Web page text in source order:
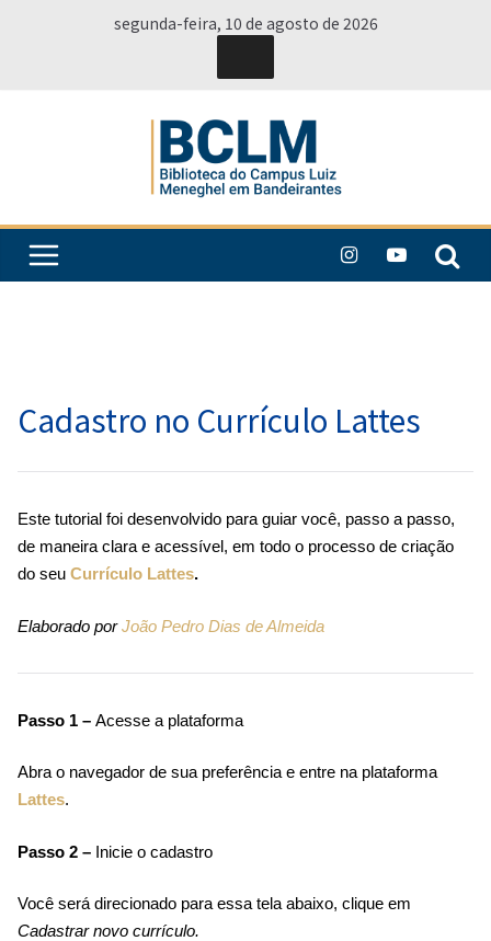
segunda-feira, 10 de agosto de 2026
Cadastro no Currículo Lattes
Este tutorial foi desenvolvido para guiar você, passo a passo,
de maneira clara e acessível, em todo o processo de criação
do seu Currículo Lattes.
Elaborado porJoão Pedro Dias de Almeida
Passo 1 – Acesse a plataforma
Abra o navegador de sua preferência e entre na plataforma
Lattes.
Passo 2 – Inicie o cadastro
Você será direcionado para essa tela abaixo, clique em
Cadastrar novo currículo.